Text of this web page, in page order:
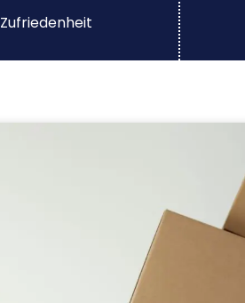
Zufriedenheit